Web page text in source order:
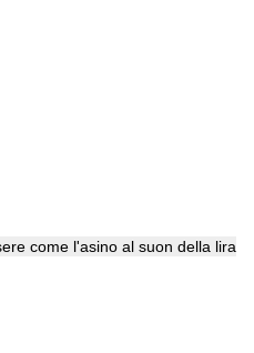
come l'asino al suon della lira